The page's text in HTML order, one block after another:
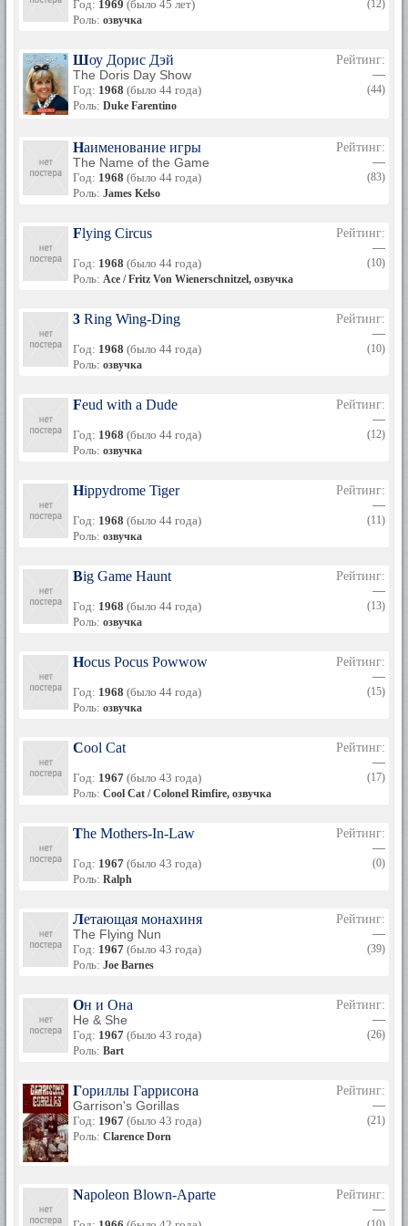
Год: 1969 (было 45 лет)
Роль: озвучка
(12)
Шоу Дорис Дэй
The Doris Day Show
Год: 1968 (было 44 года)
Роль: Duke Farentino
Рейтинг:
—
(44)
Наименование игры
The Name of the Game
Год: 1968 (было 44 года)
Роль: James Kelso
Рейтинг:
—
(83)
Flying Circus
Год: 1968 (было 44 года)
Роль: Ace / Fritz Von Wienerschnitzel, озвучка
Рейтинг:
—
(10)
3 Ring Wing-Ding
Год: 1968 (было 44 года)
Роль: озвучка
Рейтинг:
—
(10)
Feud with a Dude
Год: 1968 (было 44 года)
Роль: озвучка
Рейтинг:
—
(12)
Hippydrome Tiger
Год: 1968 (было 44 года)
Роль: озвучка
Рейтинг:
—
(11)
Big Game Haunt
Год: 1968 (было 44 года)
Роль: озвучка
Рейтинг:
—
(13)
Hocus Pocus Powwow
Год: 1968 (было 44 года)
Роль: озвучка
Рейтинг:
—
(15)
Cool Cat
Год: 1967 (было 43 года)
Роль: Cool Cat / Colonel Rimfire, озвучка
Рейтинг:
—
(17)
The Mothers-In-Law
Год: 1967 (было 43 года)
Роль: Ralph
Рейтинг:
—
(0)
Летающая монахиня
The Flying Nun
Год: 1967 (было 43 года)
Роль: Joe Barnes
Рейтинг:
—
(39)
Он и Она
He & She
Год: 1967 (было 43 года)
Роль: Bart
Рейтинг:
—
(26)
Гориллы Гаррисона
Garrison's Gorillas
Год: 1967 (было 43 года)
Роль: Clarence Dorn
Рейтинг:
—
(21)
Napoleon Blown-Aparte
Рейтинг:
—